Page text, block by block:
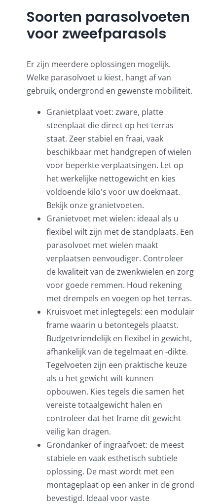
Soorten parasolvoeten
voor zweefparasols
Er zijn meerdere oplossingen mogelijk.
Welke parasolvoet u kiest, hangt af van
gebruik, ondergrond en gewenste mobiliteit.
Granietplaat voet: zware, platte
steenplaat die direct op het terras
staat. Zeer stabiel en fraai, vaak
beschikbaar met handgrepen of wielen
voor beperkte verplaatsingen. Let op
het werkelijke nettogewicht en kies
voldoende kilo's voor uw doekmaat.
Bekijk onze granietvoeten.
Granietvoet met wielen: ideaal als u
flexibel wilt zijn met de standplaats. Een
parasolvoet met wielen maakt
verplaatsen eenvoudiger. Controleer
de kwaliteit van de zwenkwielen en zorg
voor goede remmen. Houd rekening
met drempels en voegen op het terras.
Kruisvoet met inlegtegels: een modulair
frame waarin u betontegels plaatst.
Budgetvriendelijk en flexibel in gewicht,
afhankelijk van de tegelmaat en -dikte.
Tegelvoeten zijn een praktische keuze
als u het gewicht wilt kunnen
opbouwen. Kies tegels die samen het
vereiste totaalgewicht halen en
controleer dat het frame dit gewicht
veilig kan dragen.
Grondanker of ingraafvoet: de meest
stabiele en vaak esthetisch subtiele
oplossing. De mast wordt met een
montageplaat op een anker in de grond
bevestigd. Ideaal voor vaste